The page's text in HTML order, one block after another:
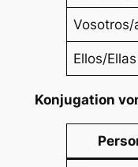
Vosotros/
Ellos/Ellas
Konjugation